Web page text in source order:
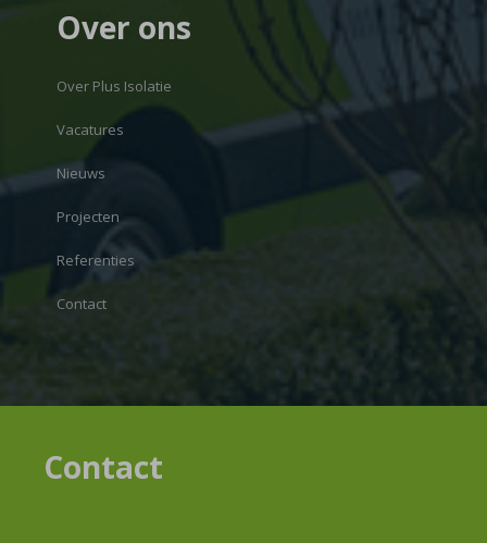
Over ons
Over Plus Isolatie
Vacatures
Nieuws
Projecten
Referenties
Contact
Contact